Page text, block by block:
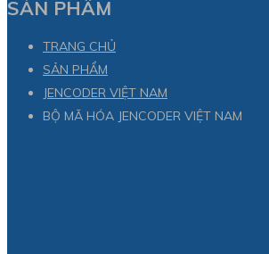
SẢN PHẨM
TRANG CHỦ
SẢN PHẨM
JENCODER VIỆT NAM
BỘ MÃ HÓA JENCODER VIỆT NAM